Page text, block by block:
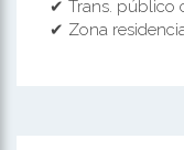
✔ Trans. público
✔ Zona